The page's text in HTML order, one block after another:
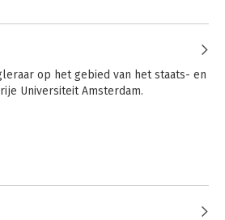
van advisering en begeleiding
op het gebied van het staats- en
Universiteit Amsterdam.